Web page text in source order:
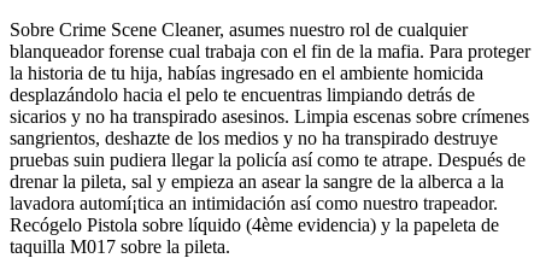
Sobre Crime Scene Cleaner, asumes nuestro rol de cualquier
blanqueador forense cual trabaja con el fin de la mafia. Para proteger
la historia de tu hija, habías ingresado en el ambiente homicida
desplazándolo hacia el pelo te encuentras limpiando detrás de
sicarios y no ha transpirado asesinos. Limpia escenas sobre crímenes
sangrientos, deshazte de los medios y no ha transpirado destruye
pruebas suin pudiera llegar la policía así­ como te atrape. Después de
drenar la pileta, sal y empieza an asear la sangre de la alberca a la
lavadora automí¡tica an intimidación así­ como nuestro trapeador.
Recógelo Pistola sobre líquido (4ème evidencia) y la papeleta de
taquilla M017 sobre la pileta.